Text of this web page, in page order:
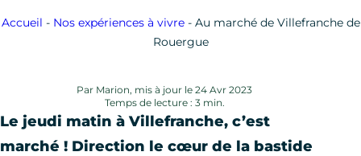
Accueil - Nos expériences à vivre- Au marché de Villefranche de
Rouergue
Par Marion, mis à jour le 24 Avr 2023
Temps de lecture : 3 min.
Le jeudi matin à Villefranche, c’est
marché ! Direction le cœur de la bastide